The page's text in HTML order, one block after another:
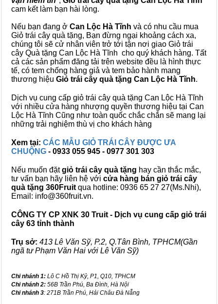
cam kết làm bạn hài lòng.
Nếu bạn đang ở Can Lộc Hà Tĩnh và có nhu cầu mua
Giỏ trái cây quà tặng, Bạn đừng ngại khoảng cách xa,
chúng tôi sẽ cử nhân viên trở tới tận nơi giao Giỏ trái
cây Quà tặng Can Lộc Hà Tĩnh cho quý khách hàng. Tất
cả các sản phẩm đăng tải trên website đều là hình thực
tế, có tem chống hàng giả và tem bảo hành mang
thương hiệu Giỏ trái cây quà tặng Can Lộc Hà Tĩnh.
Dịch vụ cung cấp giỏ trái cây quà tặng Can Lộc Hà Tĩnh
với nhiều cửa hàng nhượng quyền thương hiệu tại Can
Lộc Hà Tĩnh Cũng như toàn quốc chắc chắn sẽ mang lại
những trải nghiệm thù vị cho khách hàng
Xem tại: CÁC MẪU GIỎ TRÁI CÂY ĐƯỢC ƯA
CHUỘNG - 0933 055 945 - 0977 301 303
Nếu muốn đặtgiỏ trái cây quà tặng hay cần thắc mắc,
tư vấn bạn hãy liên hệ với cửa hàng bán giỏ trái cây
quà tặng 360Fruit qua hotline: 0936 65 27 27(Ms.Nhi),
Email: info@360fruit.vn.
CÔNG TY CP XNK 30 Truit - Dịch vụ cung cấp giỏ trái
cây 63 tỉnh thành
Trụ sở: 413 Lê Văn Sỹ, P.2, Q.Tân Bình, TPHCM(Gần
ngã tư Phạm Văn Hai với Lê Văn Sỹ)
Chi nhánh 1: Lô C Hồ Thị Kỷ, P1, Q10, TPHCM
Chi nhánh 2: 56B Trần Phú, Ba Đình, Hà Nội
Chi nhánh 3: 271B Trần Phú, Hải Châu Đà Nẵng